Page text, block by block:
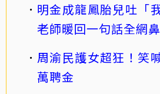
明金成龍鳳胎兒吐「
老師暖回一句話全網
周渝民護女超狂！笑
萬聘金